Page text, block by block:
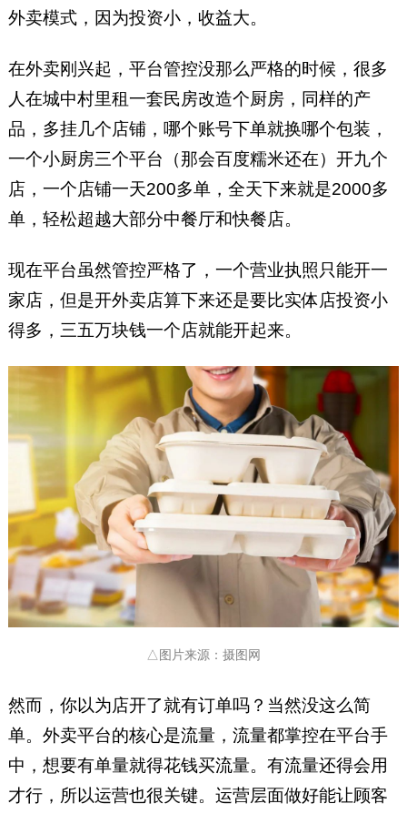
外卖模式，因为投资小，收益大。
在外卖刚兴起，平台管控没那么严格的时候，很多
人在城中村里租一套民房改造个厨房，同样的产
品，多挂几个店铺，哪个账号下单就换哪个包装，
一个小厨房三个平台（那会百度糯米还在）开九个
店，一个店铺一天200多单，全天下来就是2000多
单，轻松超越大部分中餐厅和快餐店。
现在平台虽然管控严格了，一个营业执照只能开一
家店，但是开外卖店算下来还是要比实体店投资小
得多，三五万块钱一个店就能开起来。
△图片来源：摄图网
然而，你以为店开了就有订单吗？当然没这么简
单。外卖平台的核心是流量，流量都掌控在平台手
中，想要有单量就得花钱买流量。有流量还得会用
才行，所以运营也很关键。运营层面做好能让顾客